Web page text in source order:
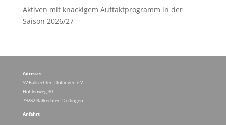
Aktiven mit knackigem Auftaktprogramm in der
Saison 2026/27
Adresse:
SV Ballrechten-Dottingen e.V.
Hohlenweg 30
79282 Ballrechten-Dottingen
Anfahrt